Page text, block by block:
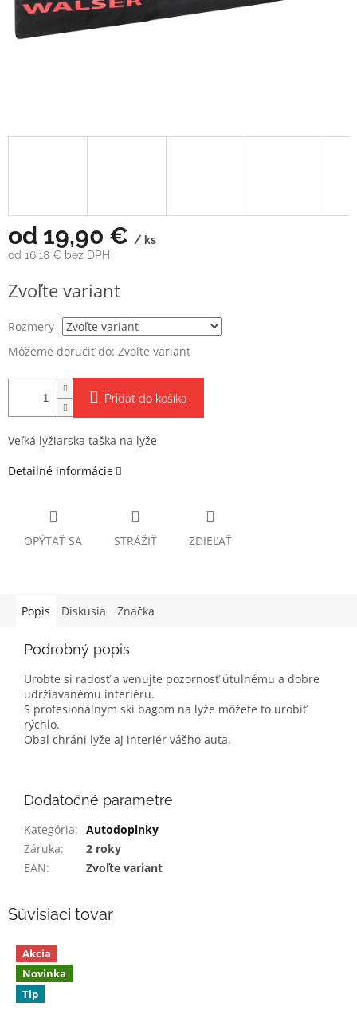
od 19,90 € / ks
od 16,18 € bez DPH
cena:
Zvoľte variant
Rozmery
Môžeme doručiť do: Zvoľte variant
Pridať do košíka
Veľká lyžiarska taška na lyže
Detailné informácie
OPÝTAŤ SA STRÁŽIŤ ZDIEĽAŤ
Popis Diskusia Značka
Podrobný popis
Urobte si radosť a venujte pozornosť útulnému a dobre
udržiavanému interiéru.
S profesionálnym ski bagom na lyže môžete to urobiť
rýchlo.
Obal chráni lyže aj interiér vášho auta.
Dodatočné parametre
Kategória: Autodoplnky
Záruka:
2 roky
EAN: Zvoľte variant
Súvisiaci tovar
Akcia
Novinka
Tip